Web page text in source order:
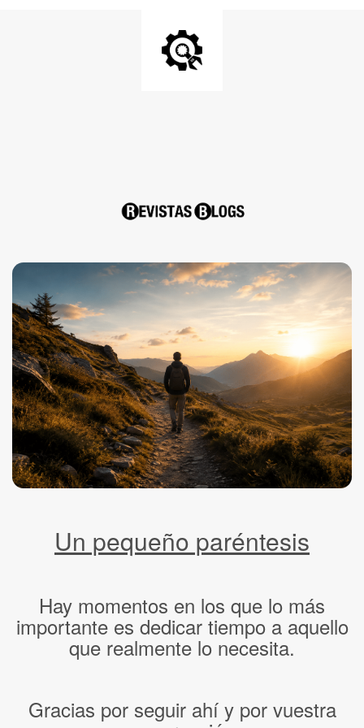
Un pequeño paréntesis
Hay momentos en los que lo más
importante es dedicar tiempo a aquello
que realmente lo necesita.
Gracias por seguir ahí y por vuestra